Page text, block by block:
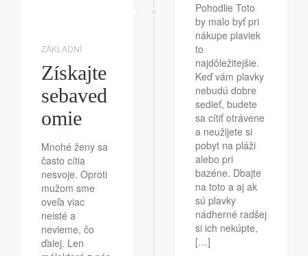
Pohodlie Toto
by malo byť pri
nákupe plaviek
to
najdôležitejšie.
Keď vám plavky
nebudú dobre
sedieť, budete
sa cítiť otrávene
a neužijete si
pobyt na pláži
alebo pri
bazéne. Dbajte
na toto a aj ak
sú plavky
nádherné radšej
si ich nekúpte,
[…]
ZÁKLADNÍ
Získajte
sebaved
omie
Mnohé ženy sa
často cítia
nesvoje. Oproti
mužom sme
oveľa viac
neisté a
nevieme, čo
ďalej. Len